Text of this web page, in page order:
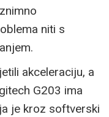
niti s
akceleraciju, a
G203 ima
je kroz softverski